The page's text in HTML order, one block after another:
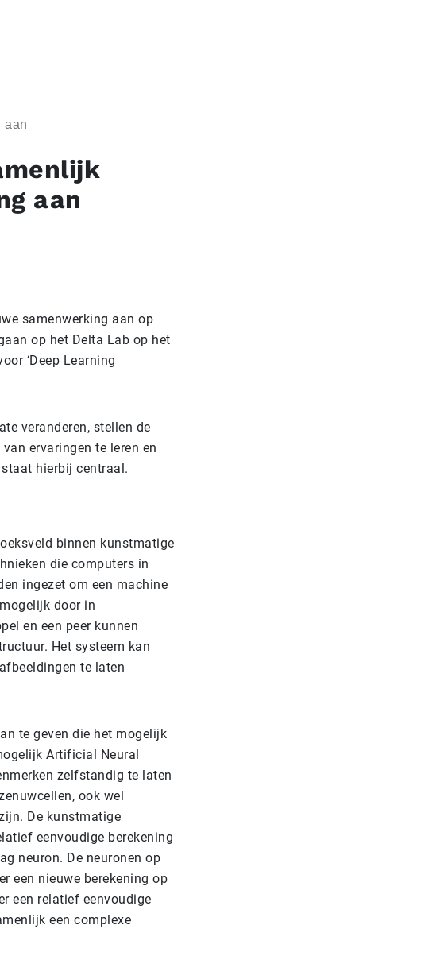
aan
aan
samenwerking aan op
op het Delta Lab op het
‘Deep Learning
veranderen, stellen de
ervaringen te leren en
hierbij centraal.
binnen kunstmatige
die computers in
ingezet om een machine
door in
en een peer kunnen
Het systeem kan
te laten
te geven die het mogelijk
Artificial Neural
zelfstandig te laten
ook wel
De kunstmatige
eenvoudige berekening
neuron. De neuronen op
een nieuwe berekening op
een relatief eenvoudige
een complexe